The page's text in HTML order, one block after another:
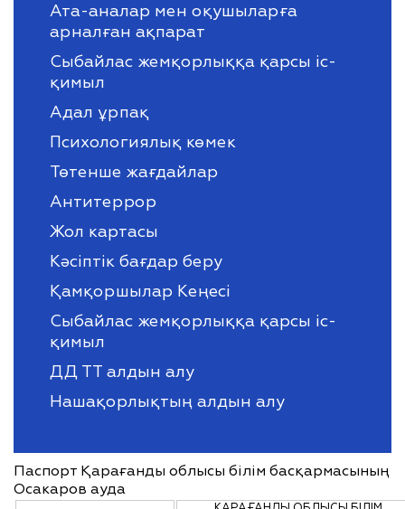
Ата-аналар мен оқушыларға
арналған ақпарат
Сыбайлас жемқорлыққа қарсы іс-
қимыл
Адал ұрпақ
Психологиялық көмек
Төтенше жағдайлар
Антитеррор
Жол картасы
Кәсіптік бағдар беру
Қамқоршылар Кеңесі
Сыбайлас жемқорлыққа қарсы іс-
қимыл
ДД ТТ алдын алу
Нашақорлықтың алдын алу
Паспорт Қарағанды облысы білім басқармасының
Осакаров ауда